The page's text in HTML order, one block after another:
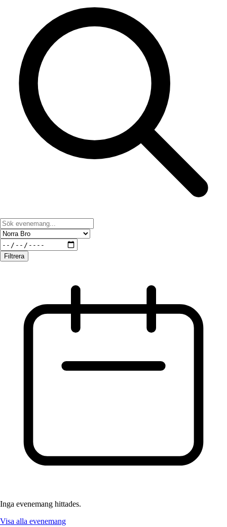
Filtrera
Inga evenemang hittades.
Visa alla evenemang